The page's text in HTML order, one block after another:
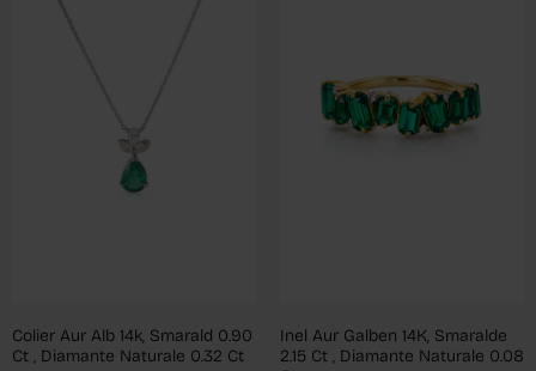
Colier Aur Alb 14k, Smarald 0.90
Ct , Diamante Naturale 0.32 Ct
Inel Aur Galben 14K, Smaralde
2.15 Ct , Diamante Naturale 0.08